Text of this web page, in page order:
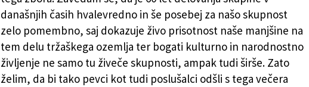
današnjih časih hvalevredno in še posebej za našo skupnost
zelo pomembno, saj dokazuje živo prisotnost naše manjšine na
tem delu tržaškega ozemlja ter bogati kulturno in narodnostno
življenje ne samo tu živeče skupnosti, ampak tudi širše. Zato
želim, da bi tako pevci kot tudi poslušalci odšli s tega večera